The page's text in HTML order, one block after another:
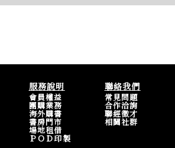
服務說明
會員權益
團購業務
海外購書
書房門市
場地租借
ＰＯＤ印製
聯絡我們
常見問題
合作洽詢
聯經徵才
相關社群